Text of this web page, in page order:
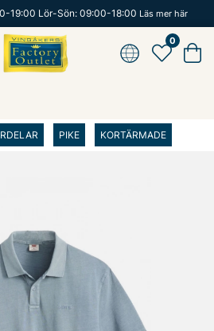
19:00 Lör-Sön: 09:00-18:00 Läs mer här
0
PIKE KORTÄRMADE